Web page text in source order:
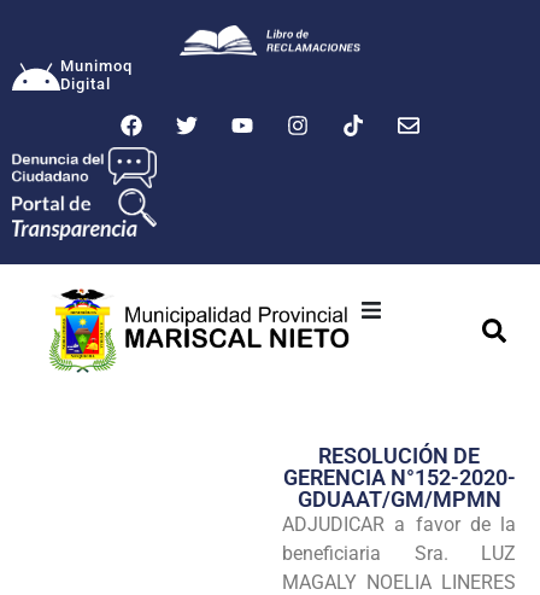
Munimoq
Digital
Transparencia
Seguridad
Programas
RESOLUCIÓN DE
GERENCIA N°152-2020-
GDUAAT/GM/MPMN
ADJUDICAR a favor de la
beneficiaria Sra. LUZ
MAGALY NOELIA LINERES